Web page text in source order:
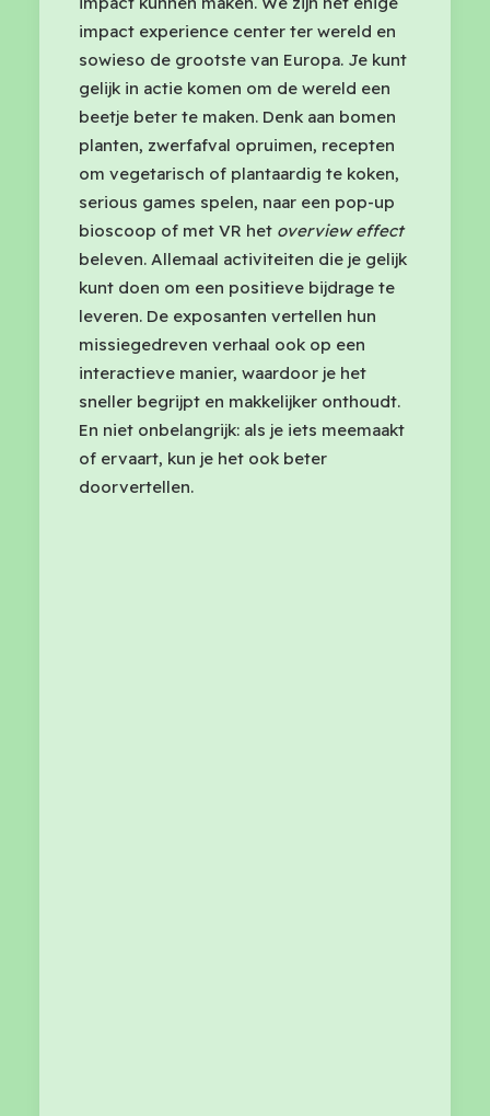
impact experience center ter wereld en
sowieso de grootste van Europa. Je kunt
gelijk in actie komen om de wereld een
beetje beter te maken. Denk aan bomen
planten, zwerfafval opruimen, recepten
om vegetarisch of plantaardig te koken,
serious games spelen, naar een pop-up
bioscoop of met VR het overview effect
beleven. Allemaal activiteiten die je gelijk
kunt doen om een positieve bijdrage te
leveren. De exposanten vertellen hun
missiegedreven verhaal ook op een
interactieve manier, waardoor je het
sneller begrijpt en makkelijker onthoudt.
En niet onbelangrijk: als je iets meemaakt
of ervaart, kun je het ook beter
doorvertellen.